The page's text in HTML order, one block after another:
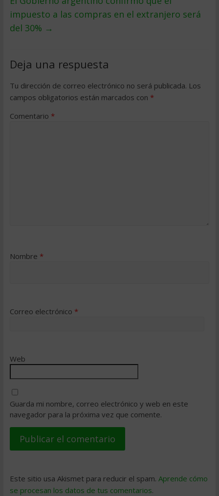
impuesto a las compras en el extranjero será
del 30% →
Deja una respuesta
Tu dirección de correo electrónico no será publicada. Los
campos obligatorios están marcados con *
Comentario *
Nombre *
Correo electrónico *
Web
Guarda mi nombre, correo electrónico y web en este
navegador para la próxima vez que comente.
Este sitio usa Akismet para reducir el spam. Aprende cómo
se procesan los datos de tus comentarios.